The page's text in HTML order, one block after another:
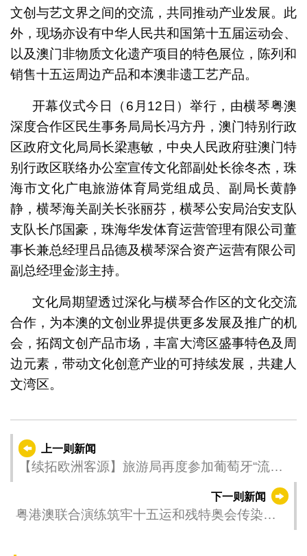
文创与艺文界之间的交流，共同推动产业发展。此
外，现场亦设有中华人民共和国第十五届运动会、
以及澳门非物质文化遗产项目的特色展位，陈列和
销售十五运周边产品和本澳非遗工艺产品。
开幕仪式今日（6月12日）举行，由横琴粤澳
深度合作区民生事务局局长冯方丹，澳门特别行政
区政府文化局局长梁惠敏，中央人民政府驻澳门特
别行政区联络办公室宣传文化部副处长徐冬杰，珠
海市文化广电旅游体育局党组成员、副局长黄静
静，横琴海关副关长张丽芬，横琴公安局治安支队
支队长邝国豪，珠海华发体育运营管理有限公司董
事长兼总经理吕品德及横琴深合资产运营有限公司
副总经理金澎主持。
文化局期望透过深化与横琴合作区的文化交流
合作，为本澳的文创业界提供更多发展及推广的机
会，拓阔文创产品市场，丰富大湾区盛事特色及周
边元素，带动文化创意产业的可持续发展，共建人
文湾区。
上一则新闻
【续拓欧洲客源】旅游局再度参加葡萄牙“流行
下一则新闻
粤港澳联合演练筑牢十五运和残特奥会传染病